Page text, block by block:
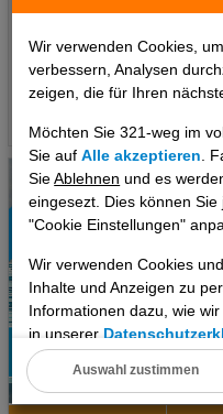
Wir verwenden Cookies,
verbessern, Analysen
zeigen, die für Ihren
Möchten Sie 321-weg im
Sie aufAlle akzeptieren .
SieAblehnen und es
eingesezt. Dies können
"Cookie Einstellungen"
Wir verwenden Cookies
Inhalte und Anzeigen zu
Informationen dazu, wie
in unserer
Datenschutz- und
Cookie Einstellungen
Auswahl zustimmen
7 Tage, Doppelzimmer,